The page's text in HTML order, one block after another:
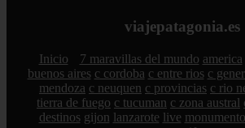
viajepatagonia.es
Inicio 7 maravillas del mundo america
buenos aires c cordoba c entre rios c
mendoza c neuquen c provincias c rio
tierra de fuego c tucuman c zona austral
destinos gijon lanzarote live